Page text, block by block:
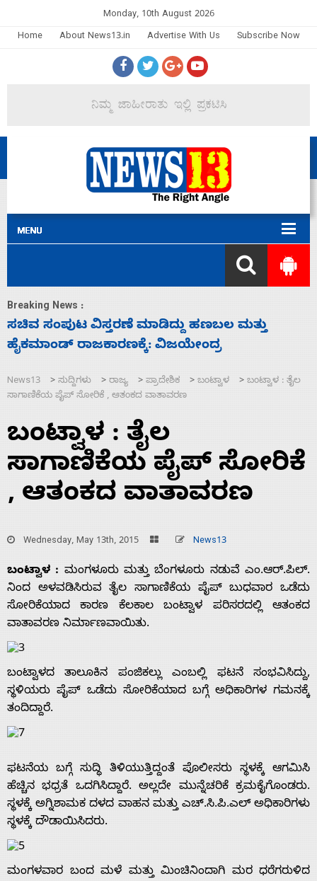
Monday, 10th August 2026
Home
About News13.in Advertise With Us Subscribe Now
Breaking News :
ಹಣಬಲ ಮತ್ತು
‘ಕಳೆದ 3-4 ವರ್ಷಗಳಲ್ಲಿ 40 ಲಷ್ಕರ್
ಮುಗಿಸಿದೆ ಭಾರತ
News13 > ಸುದ್ದಿಗಳು > ರಾಜ್ಯ > ಪ್ರಾದೇಶಿಕ > ಬಂಟ್ವಾಳ > ಬಂಟ್ವಾಳ : ತೈಲ
ಸಾಗಾಣಿಕೆಯ ಪೈಪ್ ಸೋರಿಕೆ , ಆತಂಕದ ವಾತಾವರಣ
ಬಂಟ್ವಾಳ : ತೈಲ
ಸಾಗಾಣಿಕೆಯ ಪೈಪ್ ಸೋರಿಕೆ
, ಆತಂಕದ ವಾತಾವರಣ
Wednesday, May 13th, 2015 News13
ಬಂಟ್ವಾಳ : ಮಂಗಳೂರು ಮತ್ತು ಬೆಂಗಳೂರು ನಡುವೆ ಎಂ.ಆರ್.ಪಿಲ್‌.
ನಿಂದ ಅಳವಡಿಸಿರುವ ತೈಲ ಸಾಗಾಣಿಕೆಯ ಪೈಪ್ ಬುಧವಾರ ಒಡೆದು
ಸೋರಿಕೆಯಾದ ಕಾರಣ ಕೆಲಕಾಲ ಬಂಟ್ವಾಳ ಪರಿಸರದಲ್ಲಿ ಆತಂಕದ
ವಾತಾವರಣ ನಿರ್ಮಾಣವಾಯಿತು.
ಬಂಟ್ವಾಳದ ತಾಲೂಕಿನ ಪಂಜಿಕಲ್ಲು ಎಂಬಲ್ಲಿ ಫಟನೆ ಸಂಭವಿಸಿದ್ದು,
ಸ್ಥಳಿಯರು ಪೈಪ್ ಒಡೆದು ಸೋರಿಕೆಯಾದ ಬಗ್ಗೆ ಅಧಿಕಾರಿಗಳ ಗಮನಕ್ಕೆ
ತಂದಿದ್ದಾರೆ.
ಫಟನೆಯ ಬಗ್ಗೆ ಸುದ್ಧಿ ತಿಳಿಯುತ್ತಿದ್ದಂತೆ ಪೊಲೀಸರು ಸ್ಥಳಕ್ಕೆ ಆಗಮಿಸಿ
ಹೆಚ್ಚಿನ ಭಧ್ರತೆ ಒದಗಿಸಿದ್ದಾರೆ. ಅಲ್ಲದೇ ಮುನ್ನೆಚರಿಕೆ ಕ್ರಮಕೈಗೊಂಡರು.
ಸ್ಥಳಕ್ಕೆ ಅಗ್ನಿಶಾಮಕ ದಳದ ವಾಹನ ಮತ್ತು ಎಚ್.ಸಿ.ಪಿ.ಎಲ್ ಅಧಿಕಾರಿಗಳು
ಸ್ಥಳಕ್ಕೆ ದೌಡಾಯಿಸಿದರು.
ಮಂಗಳವಾರ ಬಂದ ಮಳೆ ಮತ್ತು ಮಿಂಚಿನಿಂದಾಗಿ ಮರ ಧರೆಗರುಳಿದ